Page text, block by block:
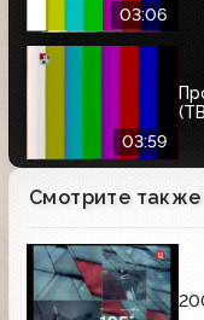
03:06
03:59
Смотрите также